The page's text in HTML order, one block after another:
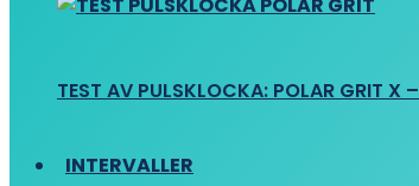
TEST AV PULSKLOCKA: POLAR GRIT X
INTERVALLER